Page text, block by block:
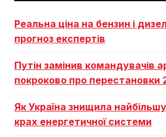
Реальна ціна на бензин і
прогноз експертів
Путін замінив командувачів
покроково про перестановки
Як Україна знищила
крах енергетичної системи